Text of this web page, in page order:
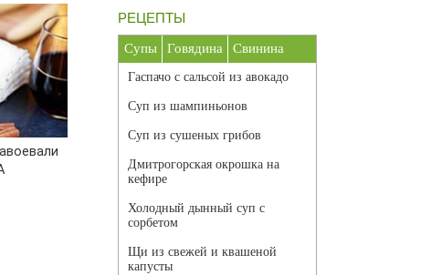
РЕЦЕПТЫ
Супы Говядина Свинина
Гаспачо с сальсой из авокадо
Суп из шампиньонов
Суп из сушеных грибов
Дмитрогорская окрошка на
кефире
Холодный дынный суп с
сорбетом
Щи из свежей и квашеной
капусты